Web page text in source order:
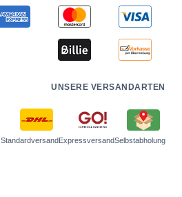
UNSERE VERSANDARTEN
Standardversand ExpressversandSelbstabholung